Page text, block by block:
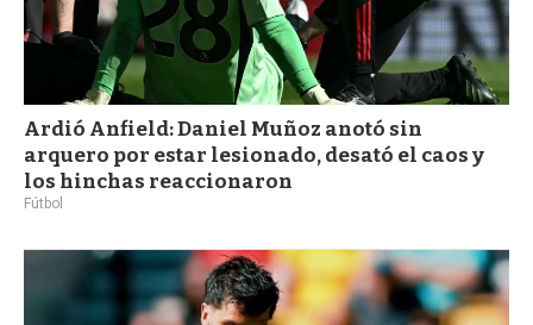
Ardió Anfield: Daniel Muñoz anotó sin
arquero por estar lesionado, desató el caos y
los hinchas reaccionaron
Fútbol